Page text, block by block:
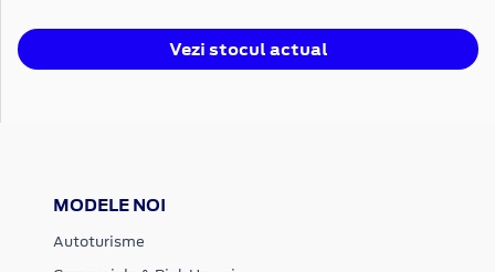
Vezi stocul actual
MODELE NOI
Autoturisme